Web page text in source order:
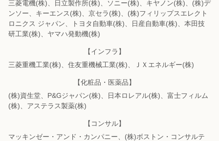
三菱電機(株)、日立製作所(株)、ソニー(株)、キヤノン(株)、(株)デ
ンソー、 キーエンス(株)、京セラ(株)、(株)フィリップスエレクト
ロニクス ジャパン、
トヨタ自動車(株)、日産自動車(株)、本田技
研工業(株)、ヤマハ発動機(株)
【インフラ】
三菱重機工業(株)、住友重機械工業(株)、ＪＸエネルギー(株)
【化粧品・医薬品】
(株)資生堂、P&Gジャパン(株)、日本ロレアル(株)、富士フィルム
(株)、 アステラス製薬(株)
【コンサル】
マッキンゼー・アンド・カンパニー、(株)ボストン・コンサルテ